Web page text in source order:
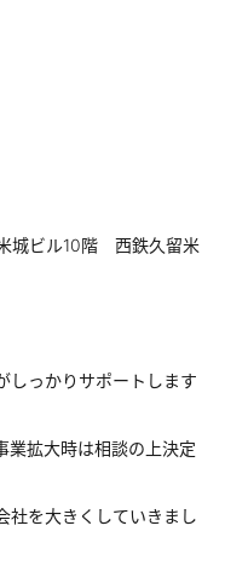
城ビル10階 西鉄久留米
しっかりサポートします
業拡大時は相談の上決定
社を大きくしていきまし